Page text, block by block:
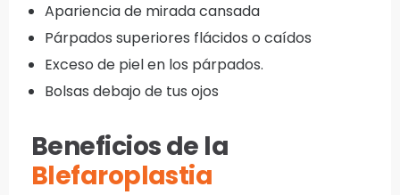
Apariencia de mirada cansada
Párpados superiores flácidos o caídos
Exceso de piel en los párpados.
Bolsas debajo de tus ojos
Beneficios de la
Blefaroplastia